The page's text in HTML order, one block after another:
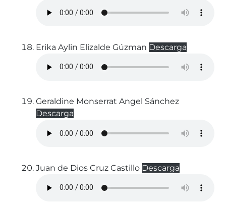
Erika Aylin Elizalde Gúzman Descarga
Geraldine Monserrat Angel Sánchez
Descarga
Juan de Dios Cruz Castillo Descarga